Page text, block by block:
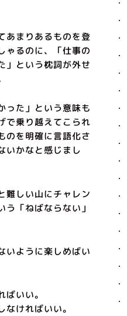
あまりあるものを登
ゃるのに、「仕事の
」という枕詞が外せ
った」という意味も
で乗り越えてこられ
のを明確に言語化さ
いかなと感じまし
難しい山にチャレン
う「ねばならない」
いように楽しめばい
いい。
ければいい。